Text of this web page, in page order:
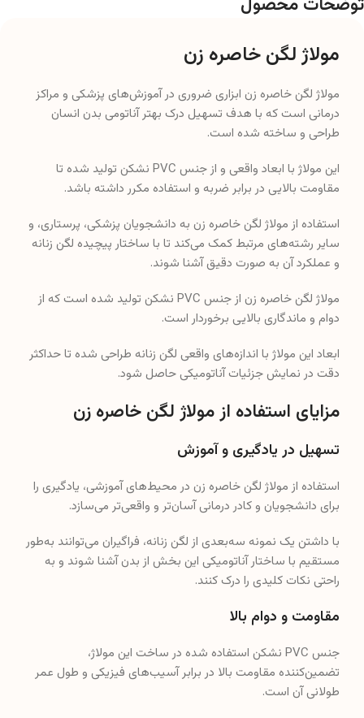
مولاژ لگن خاصره زن
مولاژ لگن خاصره زن ابزاری ضروری در آموزش‌های پزشکی و مراکز
درمانی است که با هدف تسهیل درک بهتر آناتومی بدن انسان
طراحی و ساخته شده است.
این مولاژ با ابعاد واقعی و از جنس PVC نشکن تولید شده تا
مقاومت بالایی در برابر ضربه و استفاده مکرر داشته باشد.
استفاده از مولاژ لگن خاصره زن به دانشجویان پزشکی، پرستاری، و
سایر رشته‌های مرتبط کمک می‌کند تا با ساختار پیچیده لگن زنانه
و عملکرد آن به صورت دقیق آشنا شوند.
مولاژ لگن خاصره زن از جنس PVC نشکن تولید شده است که از
دوام و ماندگاری بالایی برخوردار است.
ابعاد این مولاژ با اندازه‌های واقعی لگن زنانه طراحی شده تا حداکثر
دقت در نمایش جزئیات آناتومیکی حاصل شود.
مزایای استفاده از مولاژ لگن خاصره زن
تسهیل در یادگیری و آموزش
استفاده از مولاژ لگن خاصره زن در محیط‌های آموزشی، یادگیری را
برای دانشجویان و کادر درمانی آسان‌تر و واقعی‌تر می‌سازد.
با داشتن یک نمونه سه‌بعدی از لگن زنانه، فراگیران می‌توانند به‌طور
مستقیم با ساختار آناتومیکی این بخش از بدن آشنا شوند و به
راحتی نکات کلیدی را درک کنند.
مقاومت و دوام بالا
جنس PVC نشکن استفاده شده در ساخت این مولاژ،
تضمین‌کننده مقاومت بالا در برابر آسیب‌های فیزیکی و طول عمر
طولانی آن است.